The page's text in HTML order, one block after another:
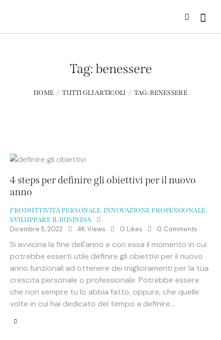
Tag: benessere
HOME TUTTI GLI ARTICOLI TAG: BENESSERE
4 steps per definire gli obiettivi per il nuovo
anno
PRODUTTIVITÀ PERSONALE, INNOVAZIONE PROFESSIONALE,
SVILUPPARE IL BUSINESS
Dicembre 5, 2022 4K Views 0 Likes 0 Comments
Si avvicina la fine dell'anno e con essa il momento in cui
potrebbe esserti utile definire gli obiettivi per il nuovo
anno funzionali ad ottenere dei miglioramenti per la tua
crescita personale o professionale. Potrebbe essere
che non sempre tu lo abbia fatto, oppure, che quelle
volte in cui hai dedicato del tempo a definire…